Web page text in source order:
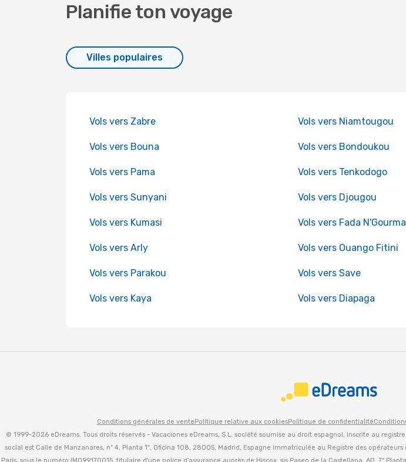
Planifie ton voyage
Villes populaires
Vols vers Zabre Vols vers Niamtougou
Vols vers Bouna Vols vers Bondoukou
Vols vers Pama Vols vers Tenkodogo
Vols vers Sunyani Vols vers Djougou
Vols vers Kumasi Vols vers Fada N'Gourma
Vols vers Arly Vols vers Ouango Fitini
Vols vers Parakou Vols vers Save
Vols vers Kaya Vols vers Diapaga
Conditions générales de ventePolitique relative aux cookiesPolitique de confidentialité
© 1999-2026 eDreams. Tous droits réservés - Vacaciones eDreams, S.L. société soumise au droit espagnol, inscrite au
social est Calle de Manzanares, nº 4, Planta 1º, Oficina 108, 28005, Madrid, Espagne immatriculée au Registre des